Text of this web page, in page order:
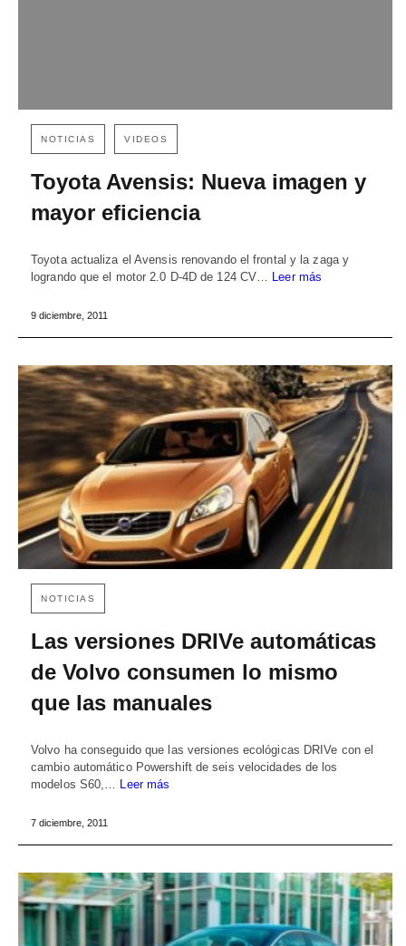
NOTICIAS VIDEOS
Toyota Avensis: Nueva imagen y
mayor eficiencia
Toyota actualiza el Avensis renovando el frontal y la zaga y
logrando que el motor 2.0 D-4D de 124 CV… Leer más
9 diciembre, 2011
NOTICIAS
Las versiones DRIVe automáticas
de Volvo consumen lo mismo
que las manuales
Volvo ha conseguido que las versiones ecológicas DRIVe con el
cambio automático Powershift de seis velocidades de los
modelos S60,…
Leer más
7 diciembre, 2011